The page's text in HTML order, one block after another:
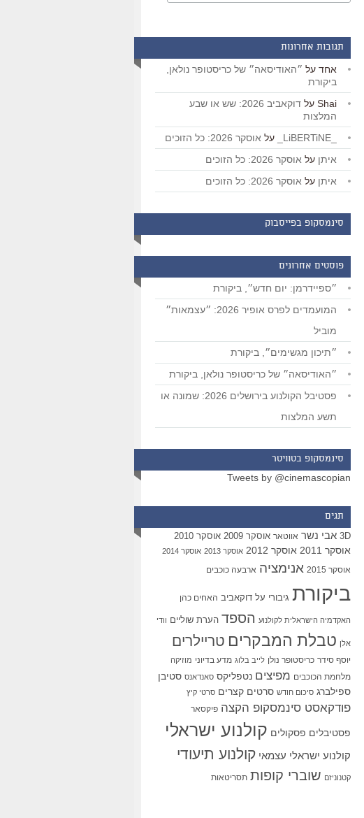
תגובות אחרונות
אחד על ״האודיסאה״ של כריסטופר נולאן,
ביקורת
Shai על
דוקאביב 2026: שש או שבע
המלצות
על אוסקר 2026: כל הזוכים
איתן על אוסקר 2026: כל הזוכים
איתן על אוסקר 2026: כל הזוכים
סינמסקופ בפייסבוק
פוסטים אחרונים
״ספיידרמן: יום חדש״, ביקורת
המועמדים לפרס אופיר 2026: ״עצמאות״
מוביל
״תיכון מגשימים״, ביקורת
״האודיסאה״ של כריסטופר נולאן, ביקורת
פסטיבל הקולנוע בירושלים 2026: שמונה או
תשע המלצות
סינמסקופ בטוויטר
Tweets by @cinemascopian
תגים
3D אבי נשר אווטאר אוסקר 2009 אוסקר 2010
אוסקר 2011 אוסקר 2012 אוסקר 2013 אוסקר 2014
אוסקר 2015 אנימציה ארבעה כוכבים
ביקורת גיבורי על דוקאביב האחים כהן
האקדמיה הישראלית לקולנוע הספד הערת שוליים וודי
אלן טבלת המבקרים טריילרים
יוסף סידר כריסטופר נולן לייב בלוג מדע בדיוני מוזיקה
מלחמת הכוכבים מפיצים נטפליקס סאנדאנס סטיבן
ספילברג סיכום חודש סרטים קצרים סרטי קיץ
פודקאסט סינמסקופ הקצה פיקסאר
פסטיבלים פסקולים קולנוע ישראלי
קולנוע ישראלי עצמאי קולנוע תיעודי
קטנוניזם שוברי קופות תסריטאות